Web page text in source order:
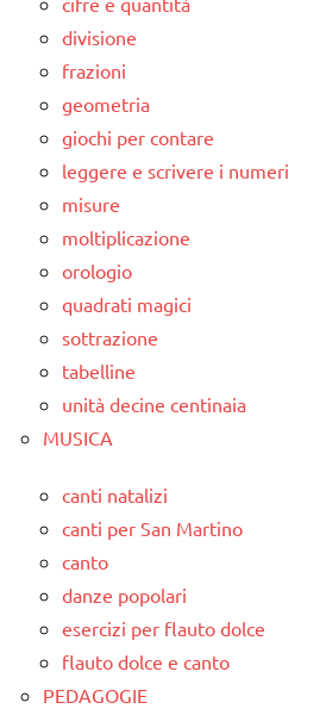
divisione
frazioni
geometria
giochi per contare
leggere e scrivere i numeri
misure
moltiplicazione
orologio
quadrati magici
sottrazione
tabelline
unità decine centinaia
MUSICA
canti natalizi
canti per San Martino
canto
danze popolari
esercizi per flauto dolce
flauto dolce e canto
PEDAGOGIE